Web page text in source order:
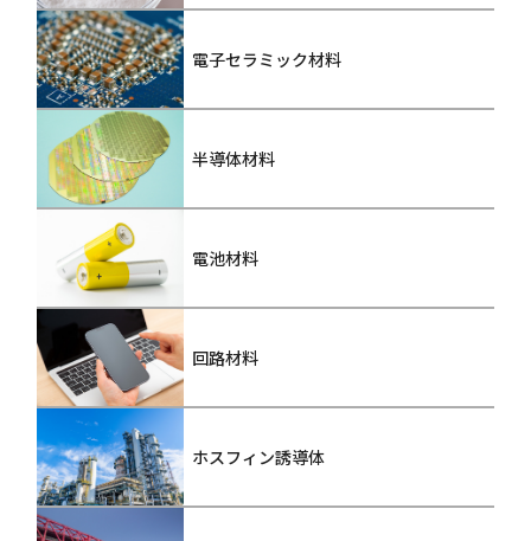
電子セラミック材料
半導体材料
電池材料
回路材料
ホスフィン誘導体